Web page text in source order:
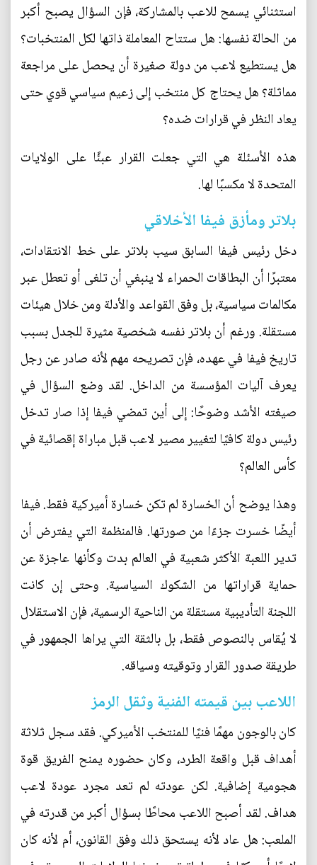
استثنائي يسمح للاعب بالمشاركة، فإن السؤال يصبح أكبر
من الحالة نفسها: هل ستتاح المعاملة ذاتها لكل المنتخبات؟
هل يستطيع لاعب من دولة صغيرة أن يحصل على مراجعة
مماثلة؟ هل يحتاج كل منتخب إلى زعيم سياسي قوي حتى
يعاد النظر في قرارات ضده؟
هذه الأسئلة هي التي جعلت القرار عبئًا على الولايات
المتحدة لا مكسبًا لها.
بلاتر ومأزق فيفا الأخلاقي
دخل رئيس فيفا السابق سيب بلاتر على خط الانتقادات،
معتبرًا أن البطاقات الحمراء لا ينبغي أن تلغى أو تعطل عبر
مكالمات سياسية، بل وفق القواعد والأدلة ومن خلال هيئات
مستقلة. ورغم أن بلاتر نفسه شخصية مثيرة للجدل بسبب
تاريخ فيفا في عهده، فإن تصريحه مهم لأنه صادر عن رجل
يعرف آليات المؤسسة من الداخل. لقد وضع السؤال في
صيغته الأشد وضوحًا: إلى أين تمضي فيفا إذا صار تدخل
رئيس دولة كافيًا لتغيير مصير لاعب قبل مباراة إقصائية في
كأس العالم؟
وهذا يوضح أن الخسارة لم تكن خسارة أميركية فقط. فيفا
أيضًا خسرت جزءًا من صورتها. فالمنظمة التي يفترض أن
تدير اللعبة الأكثر شعبية في العالم بدت وكأنها عاجزة عن
حماية قراراتها من الشكوك السياسية. وحتى إن كانت
اللجنة التأديبية مستقلة من الناحية الرسمية، فإن الاستقلال
لا يُقاس بالنصوص فقط، بل بالثقة التي يراها الجمهور في
طريقة صدور القرار وتوقيته وسياقه.
اللاعب بين قيمته الفنية وثقل الرمز
كان بالوجون مهمًا فنيًا للمنتخب الأميركي. فقد سجل ثلاثة
أهداف قبل واقعة الطرد، وكان حضوره يمنح الفريق قوة
هجومية إضافية. لكن عودته لم تعد مجرد عودة لاعب
هداف. لقد أصبح اللاعب محاطًا بسؤال أكبر من قدرته في
الملعب: هل عاد لأنه يستحق ذلك وفق القانون، أم لأنه كان